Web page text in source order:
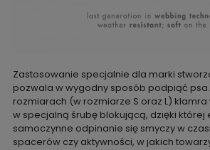
Zastosowanie specjalnie dla marki
pozwala w wygodny sposób podpiąć psa.
rozmiarach (w rozmiarze S oraz L) klamra
w specjalną śrubę blokującą, dzięki której
samoczynne odpinanie się smyczy w
spacerów czy aktywności, w jakich